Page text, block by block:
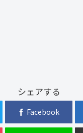
シェアする
Facebook